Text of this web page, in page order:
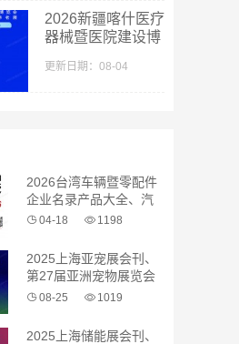
2026新疆喀什医疗
器械暨医院建设博
中医药大健康博览
更新日期：08-04
2026台湾车辆暨零配件
企业名录产品大全、汽
配 汽车零部件
04-18 1198
2025上海亚宠展会刊、
第27届亚洲宠物展览会
参展商名录
08-25 1019
2025上海储能展会刊、